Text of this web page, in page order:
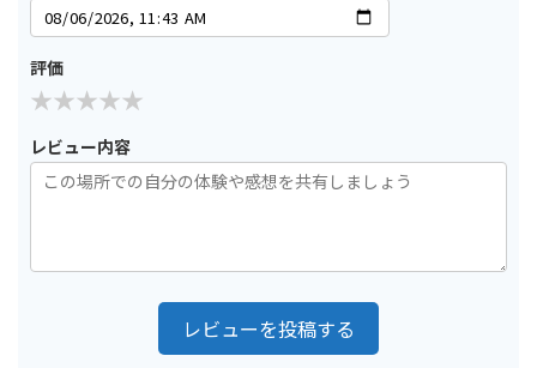
評価
レビュー内容
レビューを投稿する